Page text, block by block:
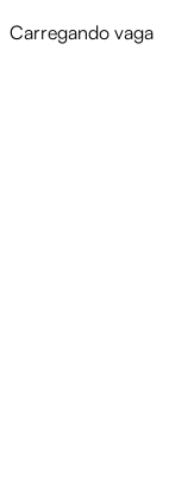
Carregando vaga